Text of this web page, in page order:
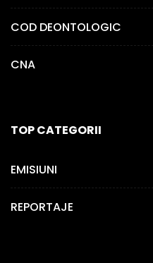
COD DEONTOLOGIC
CNA
TOP CATEGORII
EMISIUNI
REPORTAJE